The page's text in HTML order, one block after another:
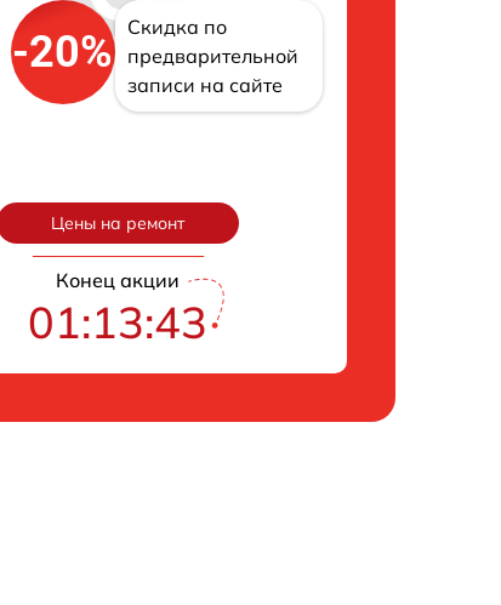
-20%
Скидка по
предварительной
записи на сайте
Цены на ремонт
Конец акции
01:13:42